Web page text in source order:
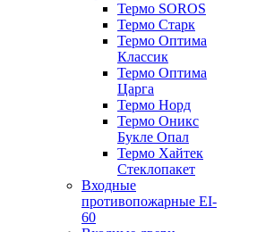
Термо SOROS
Термо Старк
Термо Оптима
Классик
Термо Оптима
Царга
Термо Норд
Термо Оникс
Букле Опал
Термо Хайтек
Стеклопакет
Входные
противопожарные EI-
60